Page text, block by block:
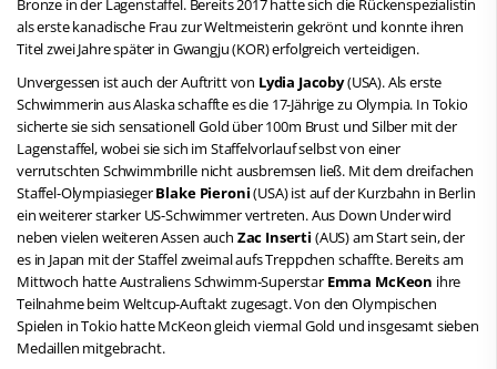
Bronze in der Lagenstaffel. Bereits 2017 hatte sich die Rückenspezialistin
als erste kanadische Frau zur Weltmeisterin gekrönt und konnte ihren
Titel zwei Jahre später in Gwangju (KOR) erfolgreich verteidigen.
Unvergessen ist auch der Auftritt von Lydia Jacoby(USA). Als erste
Schwimmerin aus Alaska schaffte es die 17-Jährige zu Olympia. In Tokio
sicherte sie sich sensationell Gold über 100m Brust und Silber mit der
Lagenstaffel, wobei sie sich im Staffelvorlauf selbst von einer
verrutschten Schwimmbrille nicht ausbremsen ließ. Mit dem dreifachen
Staffel-OlympiasiegerBlake Pieroni(USA) ist auf der Kurzbahn in Berlin
ein weiterer starker US-Schwimmer vertreten. Aus Down Under wird
neben vielen weiteren Assen auch Zac Inserti (AUS) am Start sein, der
es in Japan mit der Staffel zweimal aufs Treppchen schaffte. Bereits am
Mittwoch hatte Australiens Schwimm-Superstar Emma McKeon ihre
Teilnahme beim Weltcup-Auftakt zugesagt. Von den Olympischen
Spielen in Tokio hatte McKeon gleich viermal Gold und insgesamt sieben
Medaillen mitgebracht.